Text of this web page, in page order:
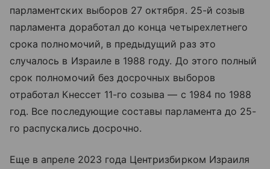
парламентских выборов 27 октября. 25-й созыв
парламента доработал до конца четырехлетнего
срока полномочий, в предыдущий раз это
случалось в Израиле в 1988 году. До этого полный
срок полномочий без досрочных выборов
отработал Кнессет 11-го созыва — с 1984 по 1988
год. Все последующие составы парламента до 25-
го распускались досрочно.
Еще в апреле 2023 года Центризбирком Израиля